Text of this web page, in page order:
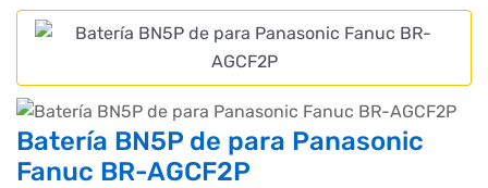
Batería BN5P de para Panasonic
Fanuc BR-AGCF2P